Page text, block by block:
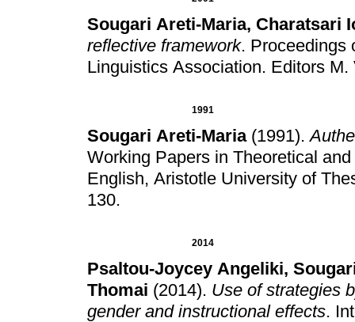
Sougari Areti-Maria, Charatsari
reflective framework. Proceedings
Linguistics Association. Editors M.
1991
Sougari Areti-Maria (1991).
Working Papers in Theoretical
English, Aristotle University of
130.
2014
Psaltou-Joycey Angeliki,
Thomai (2014). Use of strategies
gender and instructional effects.